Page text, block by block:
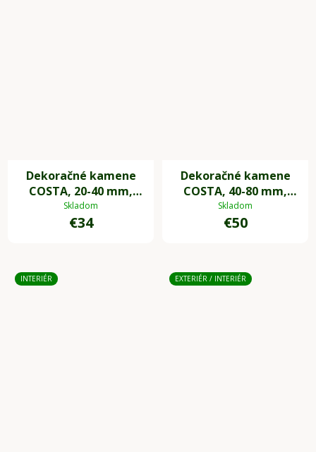
Dekoračné kamene
COSTA, 20-40 mm,
plast, biela
Skladom
€34
Dekoračné kamene
COSTA, 40-80 mm,
plast, biela
Skladom
€50
INTERIÉR EXTERIÉR / INTERIÉR